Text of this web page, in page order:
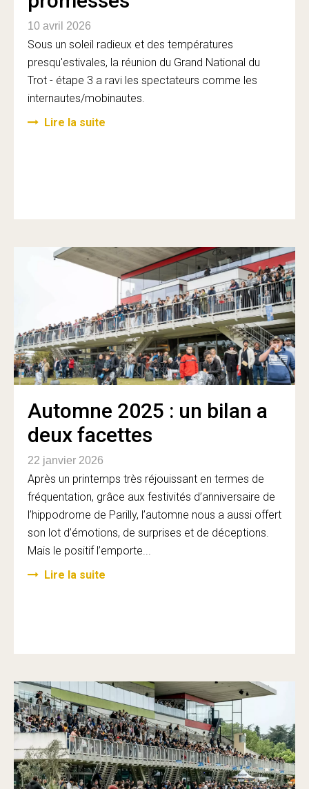
10 avril 2026
Sous un soleil radieux et des températures
presqu'estivales, la réunion du Grand National du
Trot - étape 3 a ravi les spectateurs comme les
internautes/mobinautes.
Lire la suite
Automne 2025 : un bilan a
deux facettes
22 janvier 2026
Après un printemps très réjouissant en termes de
fréquentation, grâce aux festivités d’anniversaire de
l’hippodrome de Parilly, l’automne nous a aussi offert
son lot d’émotions, de surprises et de déceptions.
Mais le positif l’emporte...
Lire la suite